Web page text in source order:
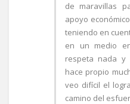
de maravillas
apoyo
teniendo en
en un medio
respeta nada y
hace propio
veo difícil el
camino del